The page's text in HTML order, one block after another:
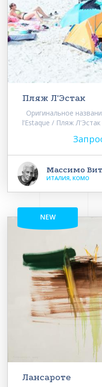
Пляж Л'Эстак
Оригинальное
l’Estaque / Пляж
Массимо
ИТАЛИЯ, КОМО
NEW
Лансароте